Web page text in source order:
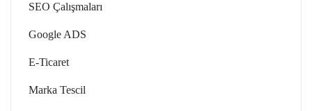
SEO Çalışmaları
Google ADS
E-Ticaret
Marka Tescil